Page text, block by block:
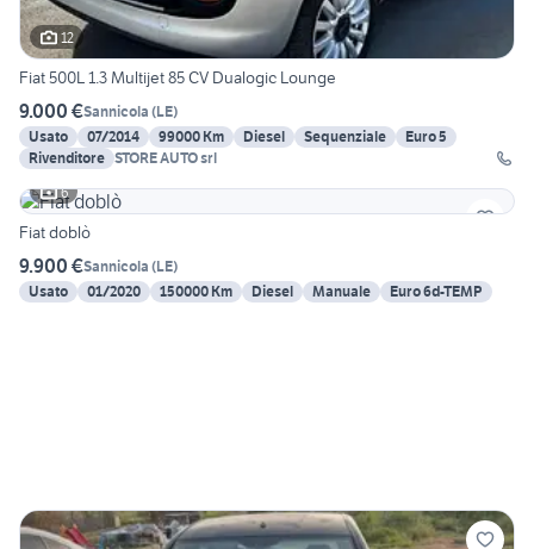
12
Fiat 500L 1.3 Multijet 85 CV Dualogic Lounge
9.000 €Sannicola (LE)
Usato
07/2014 99000 Km Diesel Sequenziale
Euro 5
Rivenditore STORE AUTO srl
6
Fiat doblò
9.900 €Sannicola (LE)
Usato
01/2020 150000 Km Diesel Manuale Euro 6d-TEMP